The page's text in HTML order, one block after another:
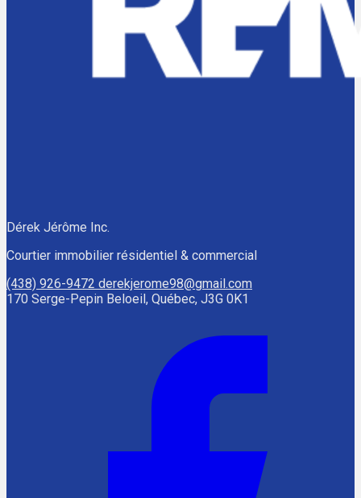
Dérek Jérôme Inc.
Courtier immobilier résidentiel & commercial
(438) 926-9472 derekjerome98@gmail.com
170 Serge-Pepin Beloeil, Québec, J3G 0K1